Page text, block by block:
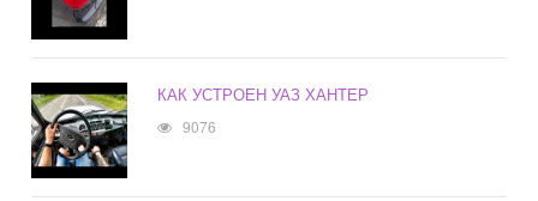
КАК УСТРОЕН УАЗ ХАНТЕР
9076